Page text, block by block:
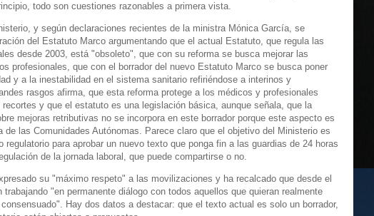
todo son cuestiones razonables a primera vista.
y según declaraciones recientes de la ministra Mónica García, se
del Estatuto Marco argumentando que el actual Estatuto, que regula las
desde 2003, está "obsoleto", que con su reforma se busca mejorar las
profesionales, que con el borrador del nuevo Estatuto Marco se busca poner
y a la inestabilidad en el sistema sanitario refiriéndose a interinos y
rasgos afirma, que esta reforma protege a los médicos y profesionales
y que el estatuto es una legislación básica, aunque señala, que la
mejoras retributivas no se incorpora en este borrador porque este aspecto es
de las Comunidades Autónomas. Parece claro que el objetivo del Ministerio es
regulatorio para aprobar un nuevo texto que ponga fin a las guardias de 24 horas
de la jornada laboral, que puede compartirse o no.
su "máximo respeto" a las movilizaciones y ha recalcado que desde el
trabajando "en permanente diálogo con todos aquellos que quieran realmente
consensuado". Hay dos datos a destacar: que el texto actual es solo un borrador,